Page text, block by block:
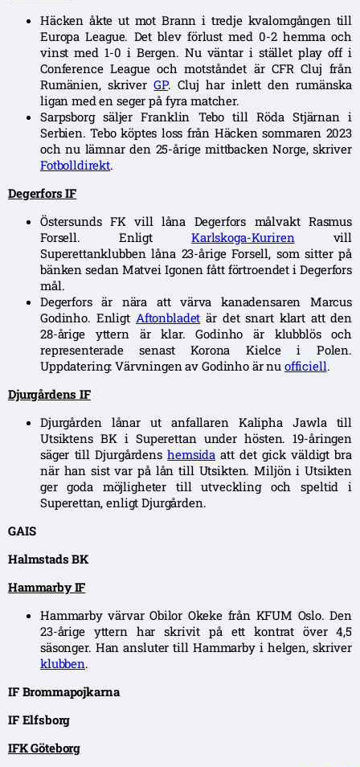
Häcken åkte ut mot Brann i tredje kvalomgången till
Europa League. Det blev förlust med 0-2 hemma och
vinst med 1-0 i Bergen. Nu väntar i stället play off i
Conference League och motståndet är CFR Cluj från
Rumänien, skriverGP. Cluj har inlett den rumänska
ligan med en seger på fyra matcher.
Sarpsborg säljer Franklin Tebo till Röda Stjärnan i
Serbien. Tebo köptes loss från Häcken sommaren 2023
och nu lämnar den 25-årige mittbacken Norge, skriver
Fotbolldirekt.
Degerfors IF
Östersunds FK vill låna Degerfors målvakt Rasmus
Forsell. EnligtKarlskoga-Kurirenvill
Superettanklubben låna 23-årige Forsell, som sitter på
bänken sedan Matvei Igonen fått förtroendet i Degerfors
mål.
Degerfors är nära att värva kanadensaren Marcus
Godinho. Enligt Aftonbladet är det snart klart att den
28-årige yttern är klar. Godinho är klubblös och
representerade senast Korona Kielce i Polen.
Uppdatering: Värvningen av Godinho är nu officiell.
Djurgårdens IF
Djurgården lånar ut anfallaren Kalipha Jawla till
Utsiktens BK i Superettan under hösten. 19-åringen
säger till Djurgårdenshemsida att det gick väldigt bra
när han sist var på lån till Utsikten. Miljön i Utsikten
ger goda möjligheter till utveckling och speltid i
Superettan, enligt Djurgården.
GAIS
Halmstads BK
Hammarby IF
Hammarby värvar Obilor Okeke från KFUM Oslo. Den
23-årige yttern har skrivit på ett kontrat över 4,5
säsonger. Han ansluter till Hammarby i helgen, skriver
klubben.
IF Brommapojkarna
IF Elfsborg
IFK Göteborg